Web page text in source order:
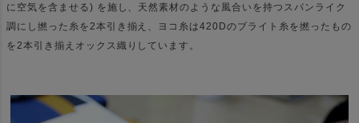
に空気を含ませる) を施し、天然素材のような風合いを持つスパンライク
調にし撚った糸を2本引き揃え、ヨコ糸は420Dのブライト糸を撚ったもの
を2本引き揃えオックス織りしています。